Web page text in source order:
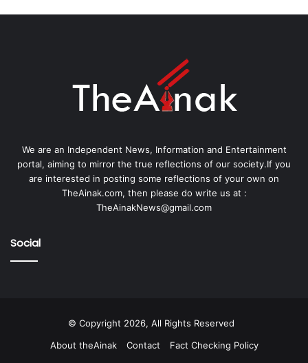
We are an Independent News, Information and Entertainment
portal, aiming to mirror the true reflections of our society.If you
are interested in posting some reflections of your own on
TheAinak.com, then please do write us at :
TheAinakNews@gmail.com
Social
© Copyright 2026, All Rights Reserved
About theAinak
Contact
Fact Checking Policy